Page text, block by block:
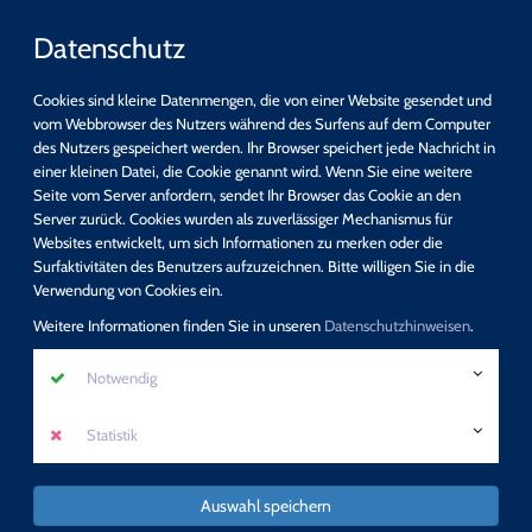
Datenschutz
Cookies sind kleine Datenmengen, die von einer Website gesendet und
vom Webbrowser des Nutzers während des Surfens auf dem Computer
des Nutzers gespeichert werden. Ihr Browser speichert jede Nachricht in
einer kleinen Datei, die Cookie genannt wird. Wenn Sie eine weitere
Seite vom Server anfordern, sendet Ihr Browser das Cookie an den
Server zurück. Cookies wurden als zuverlässiger Mechanismus für
Websites entwickelt, um sich Informationen zu merken oder die
Surfaktivitäten des Benutzers aufzuzeichnen. Bitte willigen Sie in die
Verwendung von Cookies ein.
Weitere Informationen finden Sie in unseren Datenschutzhinweisen.
Notwendig
Statistik
Auswahl speichern
Schnellsuche
suchen
Neue Zusatzqualifikation: Sexualpädagogik -
mehr erfahren